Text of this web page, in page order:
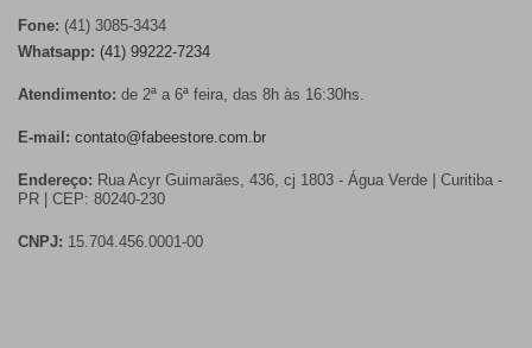
Fone: (41) 3085-3434
Whatsapp: (41) 99222-7234
Atendimento: de 2ª a 6ª feira, das 8h às 16:30hs.
E-mail: contato@fabeestore.com.br
Endereço: Rua Acyr Guimarães, 436, cj 1803 - Água Verde | Curitiba -
PR | CEP: 80240-230
CNPJ: 15.704.456.0001-00